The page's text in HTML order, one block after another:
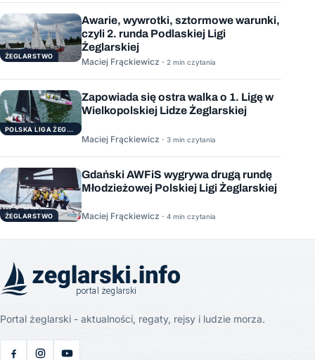
ŻEGLARSTWO
Awarie, wywrotki, sztormowe warunki,
czyli 2. runda Podlaskiej Ligi
Żeglarskiej
Maciej Frąckiewicz · 2 min czytania
POLSKA LIGA ŻEGLARSKA
Zapowiada się ostra walka o 1. Ligę w
Wielkopolskiej Lidze Żeglarskiej
Maciej Frąckiewicz · 3 min czytania
ŻEGLARSTWO
Gdański AWFiS wygrywa drugą rundę
Młodzieżowej Polskiej Ligi Żeglarskiej
Maciej Frąckiewicz · 4 min czytania
Portal żeglarski - aktualności, regaty, rejsy i ludzie morza.